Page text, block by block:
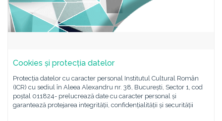
Cookies și protecția datelor
Protecția datelor cu caracter personal Institutul Cultural Român
(ICR) cu sediul în Aleea Alexandru nr. 38, București, Sector 1, cod
poștal 011824- prelucrează date cu caracter personal și
garantează protejarea integrității, confidențialității și securității